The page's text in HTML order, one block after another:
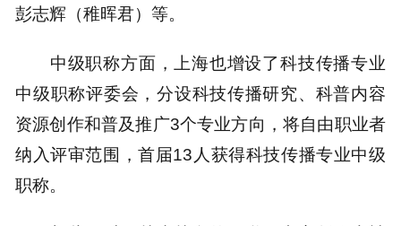
彭志辉（稚晖君）等。
中级职称方面，上海也增设了科技传播专业
中级职称评委会，分设科技传播研究、科普内容
资源创作和普及推广3个专业方向，将自由职业者
纳入评审范围，首届13人获得科技传播专业中级
职称。